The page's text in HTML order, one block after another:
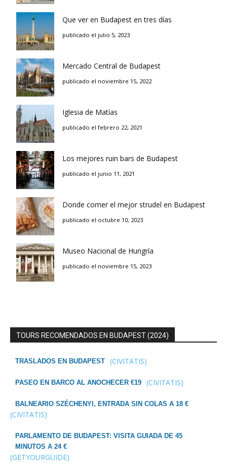
Que ver en Budapest en tres días
publicado el julio 5, 2023
Mercado Central de Budapest
publicado el noviembre 15, 2022
Iglesia de Matías
publicado el febrero 22, 2021
Los mejores ruin bars de Budapest
publicado el junio 11, 2021
Donde comer el mejor strudel en Budapest
publicado el octubre 10, 2023
Museo Nacional de Hungría
publicado el noviembre 15, 2023
TOURS RECOMENDADOS EN BUDAPEST (2024)
TRASLADOS EN BUDAPEST (CIVITATIS)
PASEO EN BARCO AL ANOCHECER €19 (CIVITATIS)
BALNEARIO SZÉCHENYI, ENTRADA SIN COLAS A 18 €
(CIVITATIS)
PARLAMENTO DE BUDAPEST: VISITA GUIADA DE 45
MINUTOS A 24 €
(GETYOURGUIDE)